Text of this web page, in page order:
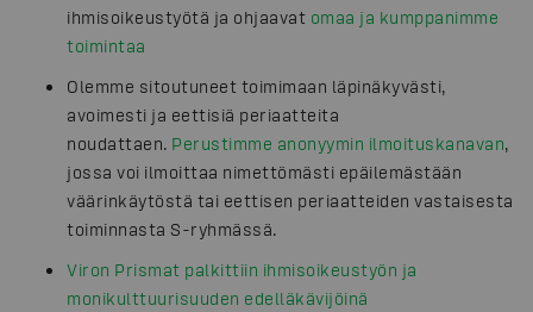
ihmisoikeustyötä ja ohjaavat omaa ja kumppanimme
toimintaa
Olemme sitoutuneet toimimaan läpinäkyvästi,
avoimesti ja eettisiä periaatteita
noudattaen. Perustimme anonyymin ilmoituskanavan,
jossa voi ilmoittaa nimettömästi epäilemästään
väärinkäytöstä tai eettisen periaatteiden vastaisesta
toiminnasta S-ryhmässä.
Viron Prismat palkittiin ihmisoikeustyön ja
monikulttuurisuuden edelläkävijöinä